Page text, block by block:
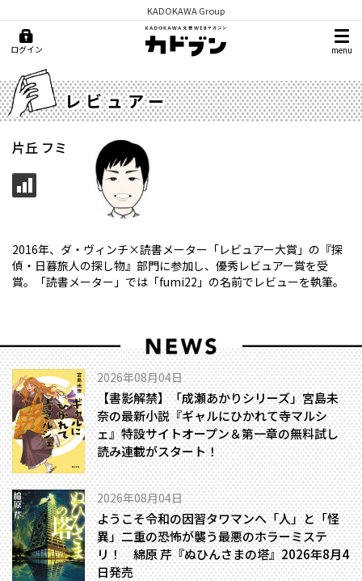
KADOKAWA Group
ログイン menu
レビュアー
片丘 フミ
2016年、ダ・ヴィンチ×読書メーター「レビュアー大賞」の『探
偵・日暮旅人の探し物』部門に参加し、優秀レビュアー賞を受
賞。「読書メーター」では「fumi22」の名前でレビューを執筆。
2026年08月04日
【書影解禁】「成瀬あかりシリーズ」宮島未
奈の最新小説『ギャルにひかれて寺マルシ
ェ』特設サイトオープン＆第一章の無料試し
読み連載がスタート！
2026年08月04日
ようこそ令和の因習タワマンへ――「人」と「怪
異」二重の恐怖が襲う最悪のホラーミステ
リ！ 綿原 芹『ぬひんさまの塔』2026年8月4
日発売